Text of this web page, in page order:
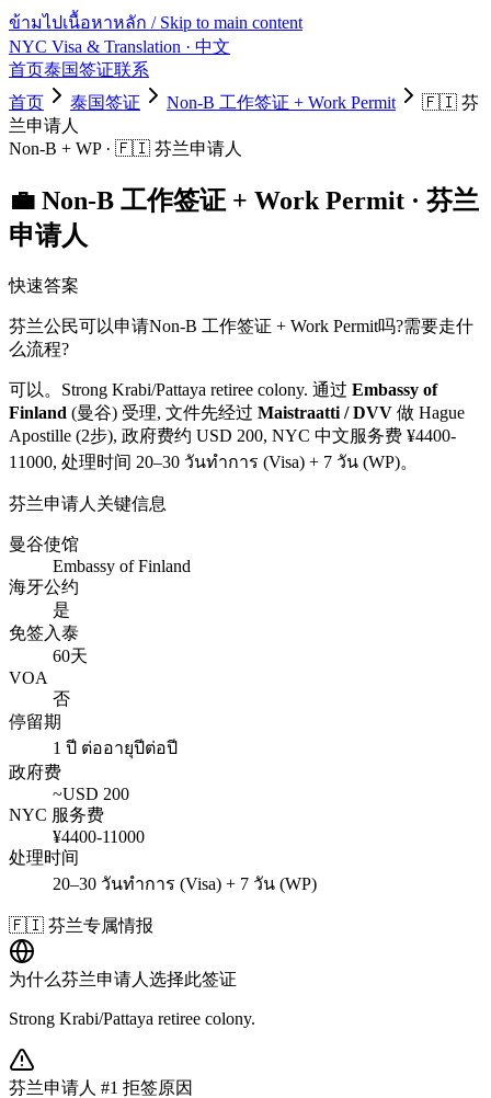
ข้ามไปเนื้อหาหลัก / Skip to main content
NYC Visa & Translation · 中文
首页泰国签证联系
首页
泰国签证 Non-B 工作签证 + Work Permit 🇫🇮 芬
兰申请人
Non-B + WP· 🇫🇮 芬兰申请人
💼 Non-B 工作签证 + Work Permit · 芬兰
申请人
快速答案
芬兰公民可以申请Non-B 工作签证 + Work Permit吗?需要走什
么流程?
可以。 Strong Krabi/Pattaya retiree colony. 通过 Embassy of
Finland (曼谷) 受理, 文件先经过 Maistraatti / DVV 做 Hague
Apostille (2步), 政府费约 USD 200, NYC 中文服务费 ¥4400-
11000, 处理时间 20–30 วันทำการ (Visa) + 7 วัน (WP)。
芬兰申请人关键信息
曼谷使馆
Embassy of Finland
海牙公约
是
免签入泰
60天
VOA
否
停留期
1 ปี ต่ออายุปีต่อปี
政府费
~USD 200
NYC 服务费
¥4400-11000
处理时间
20–30 วันทำการ (Visa) + 7 วัน (WP)
🇫🇮 芬兰专属情报
为什么芬兰申请人选择此签证
Strong Krabi/Pattaya retiree colony.
芬兰申请人 #1 拒签原因